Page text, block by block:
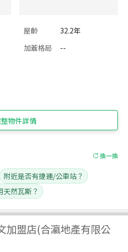
屋齡
32.2年
加蓋格局
--
物件詳情
加盟店(合瀛地產有限公
換一換
附近是否有捷運/公車站？
天然瓦斯？